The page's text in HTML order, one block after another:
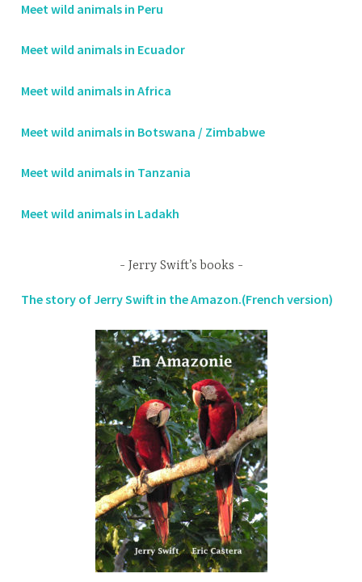
Meet wild animals in Peru
Meet wild animals in Ecuador
Meet wild animals in Africa
Meet wild animals in Botswana / Zimbabwe
Meet wild animals in Tanzania
Meet wild animals in Ladakh
Jerry Swift’s books
The story of Jerry Swift in the Amazon.(French version)